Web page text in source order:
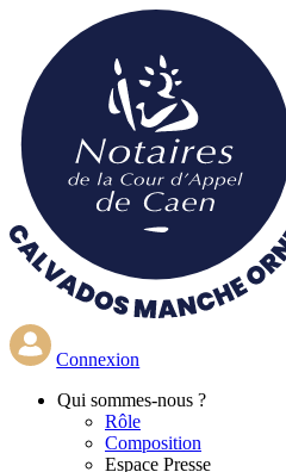
contenu
principal
Connexion
Qui sommes-nous ?
Rôle
Composition
Espace Presse